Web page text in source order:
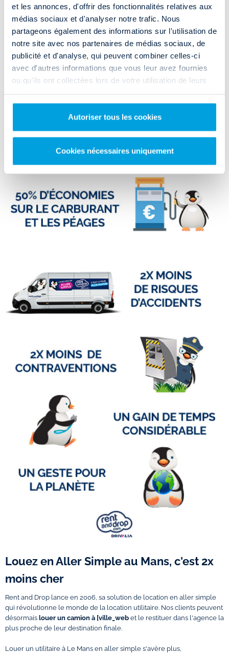
et les annonces, d'offrir des fonctionnalités relatives aux
médias sociaux et d'analyser notre trafic. Nous
partageons également des informations sur l'utilisation de
notre site avec nos partenaires de médias sociaux, de
publicité et d'analyse, qui peuvent combiner celles-ci
avec d'autres informations que vous leur avez fournies
ou qu'ils ont collectées lors de votre utilisation de leurs
Autoriser tous les cookies
Cookies nécessaires uniquement
Vous habitez dans la Sarthe et souhaitezlouer un camion à Le Mans
Rendez-vous dans l'agence Rent and Drop qui se situe au59 Avenue
Pierre Piffault à 15 minutes seulement du centre-ville.
Très facile d'accès, vous pouvez vous y rendre via la
n'êtes pas véhiculé, vous pouvez y accéder via les transports en
commun en empruntant laligne de bus 13 (Arrêt St-Julien)
Louez en Aller Simple au Mans, c'est 2x
moins cher
Rent and Drop lance en 2006, sa solution de location en aller simple
qui révolutionne le monde de la location utilitaire. Nos clients peuvent
désormais louer un camion à [ville_web et le restituer dans l'agence la
plus proche de leur destination finale.
Louer un utilitaire à Le Mans en aller simple s'avère plus,